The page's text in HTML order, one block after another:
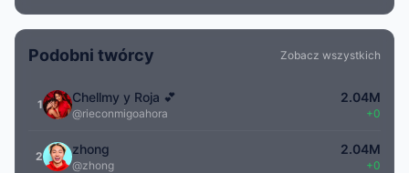
Podobni twórcy Zobacz wszystkich
1 Chellmy y Roja 💕
@rieconmigoahora
2.04M
+0
2 zhong
@zhong
2.04M
+0